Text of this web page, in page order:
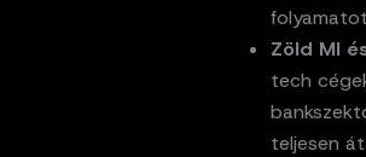
Zöld MI
tech
teljesen